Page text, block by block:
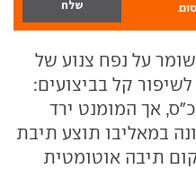
על נפח צנוע של
לשיפור קל בביצועים:
ההספק עלה מ-160 ל-163 כ"ס, אך המומנט ירד
לראשונה במאליבו תוצע תיבת
תיבה אוטומטית